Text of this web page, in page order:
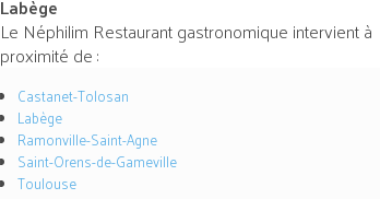
Labège
Le Néphilim Restaurant gastronomique intervient à
proximité de :
Castanet-Tolosan
Labège
Ramonville-Saint-Agne
Saint-Orens-de-Gameville
Toulouse